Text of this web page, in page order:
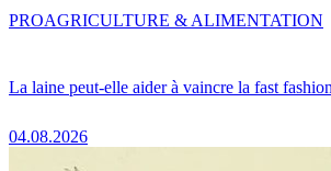
La laine peut-elle aider à vaincre la fast
04.08.2026
PROAGRICULTURE & ALIMENTATION